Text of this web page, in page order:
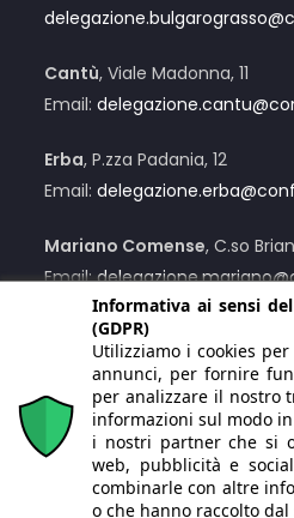
Cantù, Viale Madonna, 11
Email:
Erba, P.zza Padania, 12
Email:
Mariano Comense, C.so
Email:
Menaggio, Via Lusardi, 55
Email:
Su appuntamento:Centro
Numero Unico: +39 031 2441
Informativa ai sensi
(GDPR)
Utilizziamo i cookies
annunci, per fornire
per analizzare il nostro
informazioni sul modo
i nostri partner che si
web, pubblicità e
combinarle con altre
o che hanno raccolto